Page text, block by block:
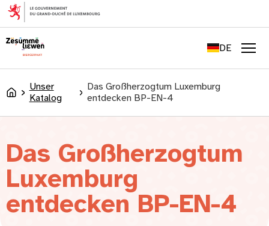
springen
DE
LU
Accueil
Unser
Katalog
Das Großherzogtum Luxemburg
entdecken BP-EN-4
Das Großherzogtum
Luxemburg
entdecken BP-EN-4